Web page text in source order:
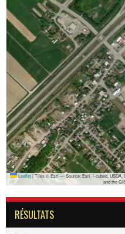
Leaflet|Tiles © Esri — Source: Esri, i-cubed, USDA,
and the
RÉSULTATS